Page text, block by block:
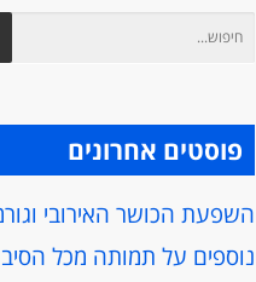
פוסטים אחרונים
השפעת הכושר האירובי
נוספים על תמותה מכל